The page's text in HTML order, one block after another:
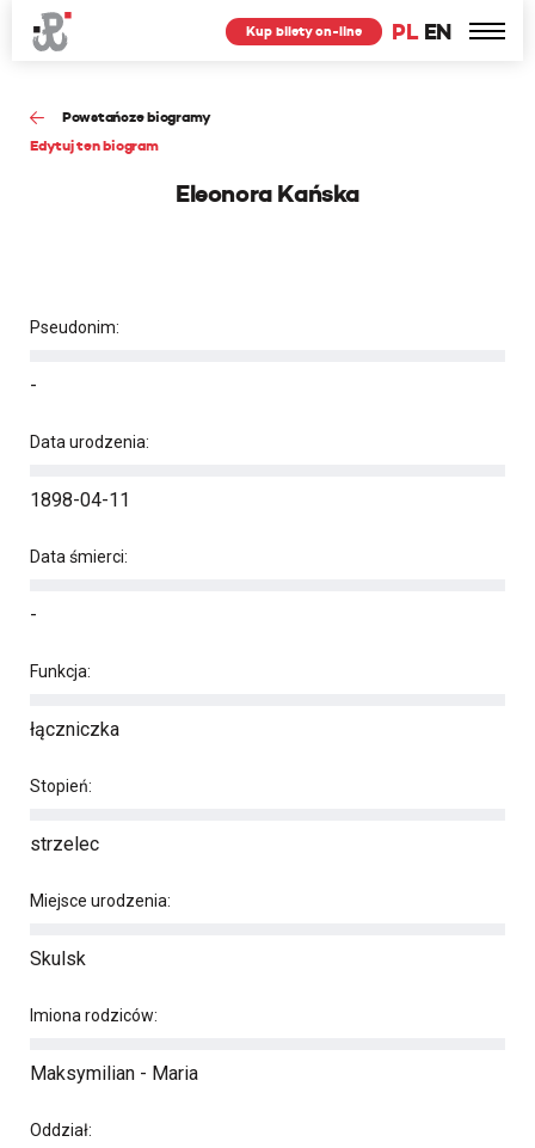
PL EN
Kup bilety on-line
Powstańcze biogramy
Edytuj ten biogram
Eleonora Kańska
Pseudonim:
-
Data urodzenia:
1898-04-11
Data śmierci:
-
Funkcja:
łączniczka
Stopień:
strzelec
Miejsce urodzenia:
Skulsk
Imiona rodziców:
Maksymilian - Maria
Oddział: